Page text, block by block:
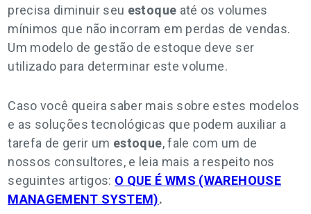
precisa diminuir seu estoque até os volumes
mínimos que não incorram em perdas de vendas.
Um modelo de gestão de estoque deve ser
utilizado para determinar este volume.
Caso você queira saber mais sobre estes modelos
e as soluções tecnológicas que podem auxiliar a
tarefa de gerir um estoque, fale com um de
nossos consultores, e leia mais a respeito nos
seguintes artigos: O QUE É WMS (WAREHOUSE
MANAGEMENT SYSTEM).